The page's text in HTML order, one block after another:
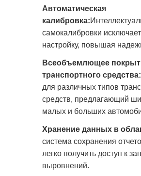
Автоматическая
калибровка:
самокалибровки
настройку, повышая
Всеобъемлющее
транспортного средства:
для различных типов
средств, предлагающий
малых и больших
Хранение данных в
система сохранения
легко получить доступ к
выровнений.